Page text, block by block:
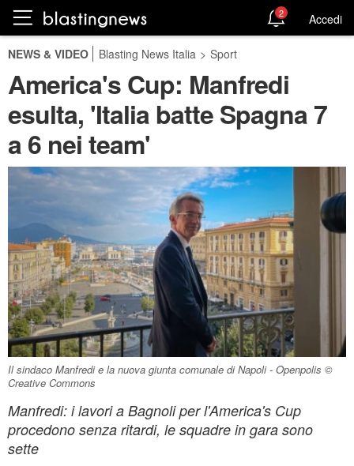
2 Accedi
NEWS & VIDEO Blasting News Italia > Sport
America's Cup: Manfredi
esulta, 'Italia batte Spagna 7
a 6 nei team'
Il sindaco Manfredi e la nuova giunta comunale di Napoli - Openpolis ©
Creative Commons
Manfredi: i lavori a Bagnoli per l'America's Cup
procedono senza ritardi, le squadre in gara sono
sette